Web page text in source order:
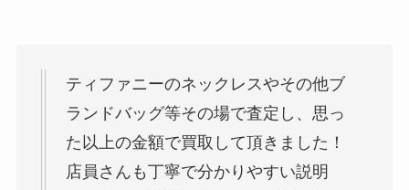
ティファニーのネックレスやその他ブ
ランドバッグ等その場で査定し、思っ
た以上の金額で買取して頂きました！
店員さんも丁寧で分かりやすい説明